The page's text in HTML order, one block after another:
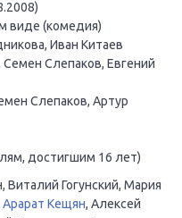
виде (комедия)
Иван Китаев
Слепаков, Евгений
Слепаков, Артур
достигшим 16 лет)
Виталий Гогунский, Мария
Арарат Кещян, Алексей